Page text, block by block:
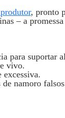
, pronto
– a
para suportar
vivo.
namoro